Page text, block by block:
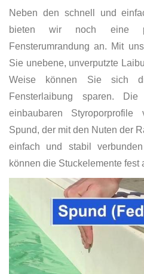
Neben den schnell und
bieten wir noch eine
Fensterumrandung an. Mit
Sie unebene, unverputzte
Weise können Sie sich
Fensterlaibung sparen.
einbaubaren
Spund, der mit den Nuten der
einfach und stabil
können die Stuckelemente fest